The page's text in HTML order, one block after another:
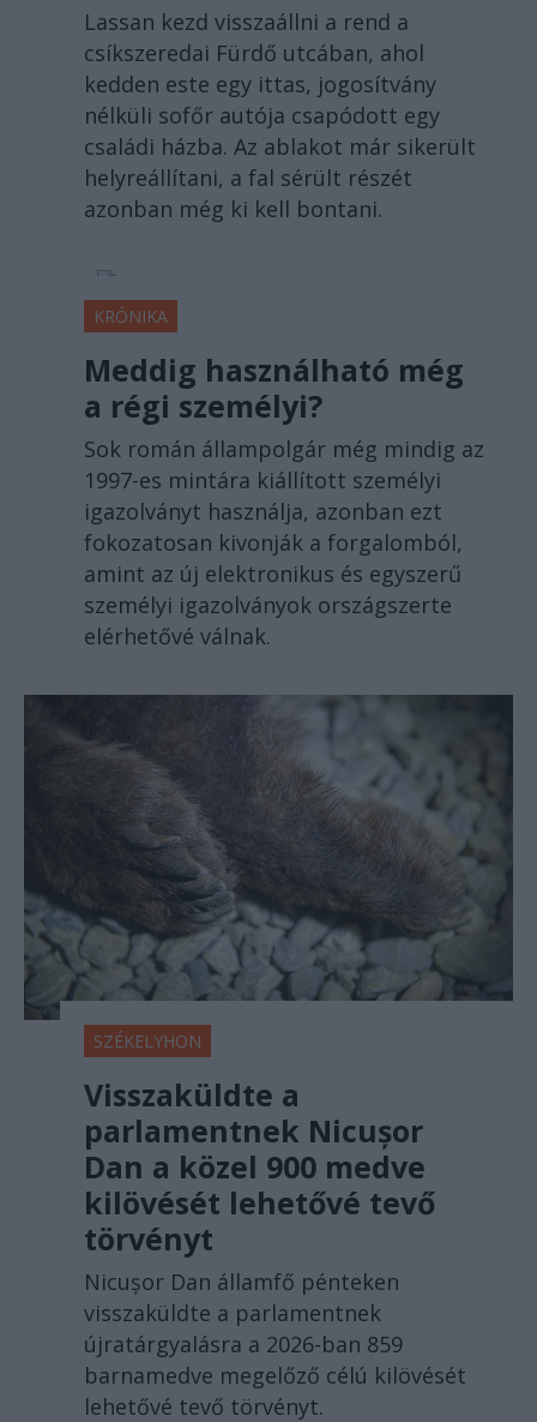
Lassan kezd visszaállni a rend a
csíkszeredai Fürdő utcában, ahol
kedden este egy ittas, jogosítvány
nélküli sofőr autója csapódott egy
családi házba. Az ablakot már sikerült
helyreállítani, a fal sérült részét
azonban még ki kell bontani.
KRÓNIKA
Meddig használható még
a régi személyi?
Sok román állampolgár még mindig az
1997-es mintára kiállított személyi
igazolványt használja, azonban ezt
fokozatosan kivonják a forgalomból,
amint az új elektronikus és egyszerű
személyi igazolványok országszerte
elérhetővé válnak.
SZÉKELYHON
Visszaküldte a
parlamentnek Nicușor
Dan a közel 900 medve
kilövését lehetővé tevő
törvényt
Nicușor Dan államfő pénteken
visszaküldte a parlamentnek
újratárgyalásra a 2026-ban 859
barnamedve megelőző célú kilövését
lehetővé tevő törvényt.